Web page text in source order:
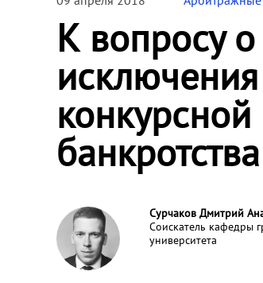
К вопросу
Сурчаков Дмитрий
Соискатель кафедры
университета